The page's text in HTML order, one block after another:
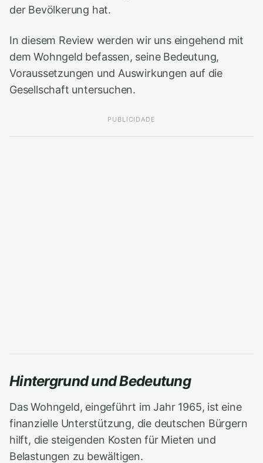
der Bevölkerung hat.
In diesem Review werden wir uns eingehend mit
dem Wohngeld befassen, seine Bedeutung,
Voraussetzungen und Auswirkungen auf die
Gesellschaft untersuchen.
PUBLICIDADE
Hintergrund und Bedeutung
Das Wohngeld, eingeführt im Jahr 1965, ist eine
finanzielle Unterstützung, die deutschen Bürgern
hilft, die steigenden Kosten für Mieten und
Belastungen zu bewältigen.